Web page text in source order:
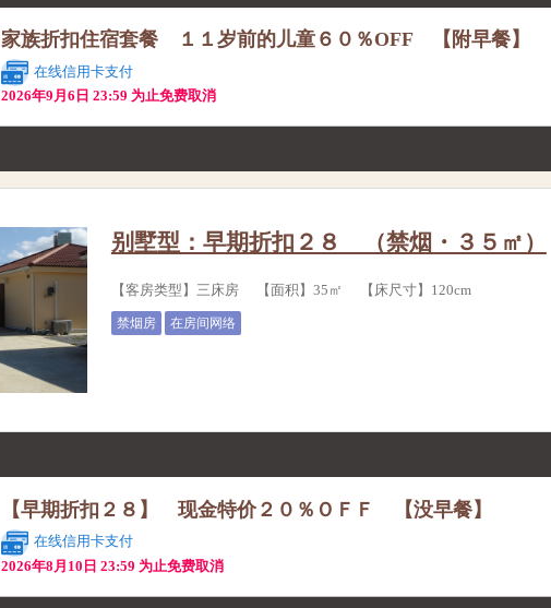
家族折扣住宿套餐 １１岁前的儿童６０％OFF 【附早餐】
在线信用卡支付
2026年9月6日 23:59 为止免费取消
别墅型：早期折扣２８ （禁烟・３５㎡）
【客房类型】三床房 【面积】35㎡ 【床尺寸】120cm
禁烟房 在房间网络
【早期折扣２８】 现金特价２０％ＯＦＦ 【没早餐】
在线信用卡支付
2026年8月10日 23:59 为止免费取消